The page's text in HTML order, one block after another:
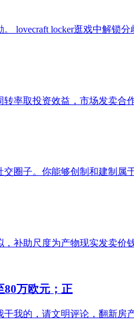
lovecraft locker逛戏中解锁
率取投资效益，市场发卖
圈子。你能够创制和建制
补助尺度为产物现实发卖
80万欧元；正
我的，请文明评论，翻新